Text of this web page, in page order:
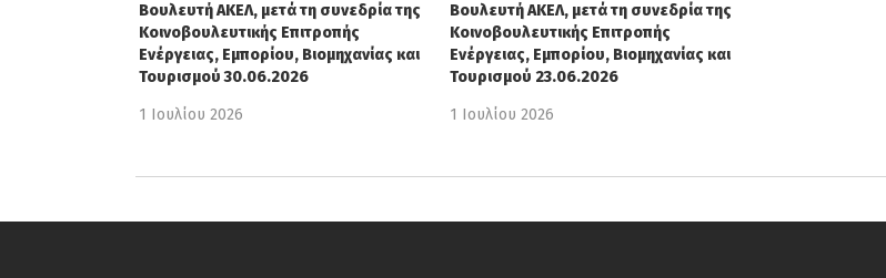
Βουλευτή ΑΚΕΛ, μετά τη συνεδρία της
Κοινοβουλευτικής Επιτροπής
Ενέργειας, Εμπορίου, Βιομηχανίας και
Τουρισμού 30.06.2026
1 Ιουλίου 2026
Βουλευτή ΑΚΕΛ, μετά τη συνεδρία της
Κοινοβουλευτικής Επιτροπής
Ενέργειας, Εμπορίου, Βιομηχανίας και
Τουρισμού 23.06.2026
1 Ιουλίου 2026